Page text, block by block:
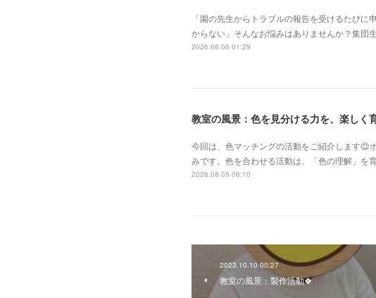
「園の先生からトラブルの報告を受けるたび
からない」そんなお悩みはありませんか？集団
2026.08.06 01:29
教室の風景：色を見分ける力を、楽しく
今回は、色マッチングの活動をご紹介します😊
みです。色を合わせる活動は、「色の理解」を
2026.08.05 06:10
2023.10.10 00:27
教室の風景：製作活動🍀